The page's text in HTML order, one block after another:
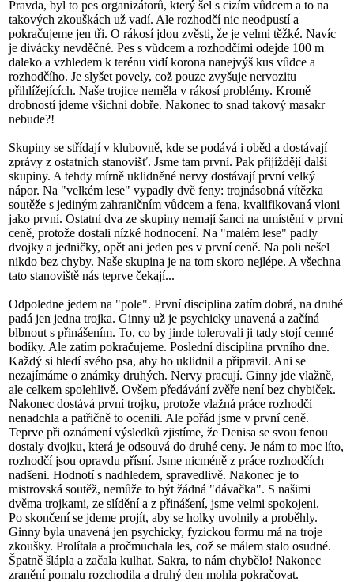
Pravda, byl to pes organizátorů, který šel s cizím vůdcem a to na
takových zkouškách už vadí. Ale rozhodčí nic neodpustí a
pokračujeme jen tři. O rákosí jdou zvěsti, že je velmi těžké. Navíc
je divácky nevděčné. Pes s vůdcem a rozhodčími odejde 100 m
daleko a vzhledem k terénu vidí korona nanejvýš kus vůdce a
rozhodčího. Je slyšet povely, což pouze zvyšuje nervozitu
přihlížejících. Naše trojice neměla v rákosí problémy. Kromě
drobností jdeme všichni dobře. Nakonec to snad takový masakr
nebude?!
Skupiny se střídají v klubovně, kde se podává i oběd a dostávají
zprávy z ostatních stanovišť. Jsme tam první. Pak přijíždějí další
skupiny. A tehdy mírně uklidněné nervy dostávají první velký
nápor. Na "velkém lese" vypadly dvě feny: trojnásobná vítězka
soutěže s jediným zahraničním vůdcem a fena, kvalifikovaná vloni
jako první. Ostatní dva ze skupiny nemají šanci na umístění v první
ceně, protože dostali nízké hodnocení. Na "malém lese" padly
dvojky a jedničky, opět ani jeden pes v první ceně. Na poli nešel
nikdo bez chyby. Naše skupina je na tom skoro nejlépe. A všechna
tato stanoviště nás teprve čekají...
Odpoledne jedem na "pole". První disciplina zatím dobrá, na druhé
padá jen jedna trojka. Ginny už je psychicky unavená a začíná
blbnout s přinášením. To, co by jinde tolerovali ji tady stojí cenné
bodíky. Ale zatím pokračujeme. Poslední disciplina prvního dne.
Každý si hledí svého psa, aby ho uklidnil a připravil. Ani se
nezajímáme o známky druhých. Nervy pracují. Ginny jde vlažně,
ale celkem spolehlivě. Ovšem předávání zvěře není bez chybiček.
Nakonec dostává první trojku, protože vlažná práce rozhodčí
nenadchla a patřičně to ocenili. Ale pořád jsme v první ceně.
Teprve při oznámení výsledků zjistíme, že Denisa se svou fenou
dostaly dvojku, která je odsouvá do druhé ceny. Je nám to moc líto,
rozhodčí jsou opravdu přísní. Jsme nicméně z práce rozhodčích
nadšeni. Hodnotí s nadhledem, spravedlivě. Nakonec je to
mistrovská soutěž, nemůže to být žádná "dávačka". S našimi
dvěma trojkami, ze slídění a z přinášení, jsme velmi spokojeni.
Po skončení se jdeme projít, aby se holky uvolnily a proběhly.
Ginny byla unavená jen psychicky, fyzickou formu má na troje
zkoušky. Prolítala a pročmuchala les, což se málem stalo osudné.
Špatně šlápla a začala kulhat. Sakra, to nám chybělo! Nakonec
zranění pomalu rozchodila a druhý den mohla pokračovat.